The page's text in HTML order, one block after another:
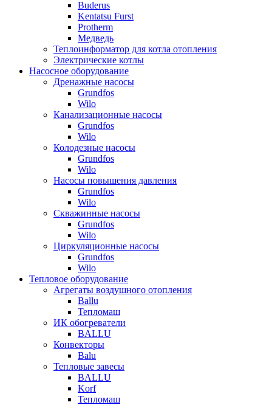
Buderus
Kentatsu Furst
Protherm
Медведь
Теплоинформатор для котла отопления
Электрические котлы
Насосное оборудование
Дренажные насосы
Grundfos
Wilo
Канализационные насосы
Grundfos
Wilo
Колодезные насосы
Grundfos
Wilo
Насосы повышения давления
Grundfos
Wilo
Скважинные насосы
Grundfos
Wilo
Циркуляционные насосы
Grundfos
Wilo
Тепловое оборудование
Агрегаты воздушного отопления
Ballu
Тепломаш
ИК обогреватели
BALLU
Конвекторы
Balu
Тепловые завесы
BALLU
Korf
Тепломаш